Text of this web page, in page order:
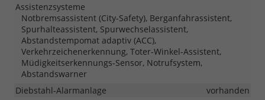
Assistenzsysteme
Notbremsassistent (City-Safety), Berganfahrassistent,
Spurhalteassistent, Spurwechselassistent,
Abstandstempomat adaptiv (ACC),
Verkehrzeichenerkennung, Toter-Winkel-Assistent,
Müdigkeitserkennungs-Sensor, Notrufsystem,
Abstandswarner
Diebstahl-Alarmanlage
vorhanden